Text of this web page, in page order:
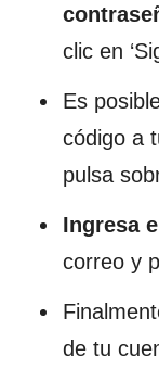
clic en
Es
código a
pulsa
Ingresa
correo y
de tu